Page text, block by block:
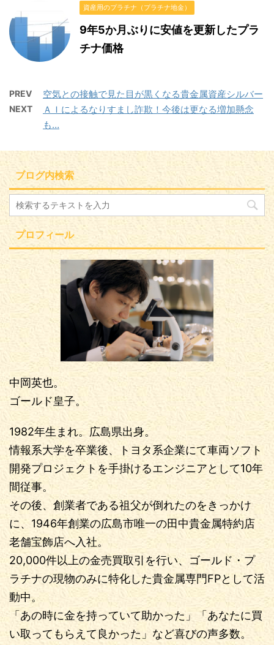
資産用のプラチナ（プラチナ地金）
9年5か月ぶりに安値を更新したプラ
チナ価格
PREV 空気との接触で見た目が黒くなる貴金属資産シルバー
NEXT
ＡＩによるなりすまし詐欺！今後は更なる増加懸念
も…
ブログ内検索
プロフィール
中岡英也。
ゴールド皇子。
1982年生まれ。広島県出身。
情報系大学を卒業後、トヨタ系企業にて車両ソフト
開発プロジェクトを手掛けるエンジニアとして10年
間従事。
その後、創業者である祖父が倒れたのをきっかけ
に、1946年創業の広島市唯一の田中貴金属特約店
老舗宝飾店へ入社。
20,000件以上の金売買取引を行い、ゴールド・プ
ラチナの現物のみに特化した貴金属専門FPとして活
動中。
「あの時に金を持っていて助かった」「あなたに買
い取ってもらえて良かった」など喜びの声多数。